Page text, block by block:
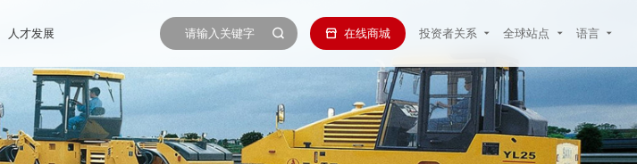
人才发展 在线商城 投资者关系 全球站点 语言